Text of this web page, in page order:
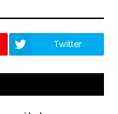
Twitter